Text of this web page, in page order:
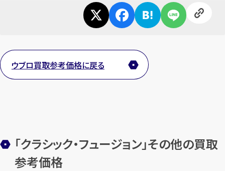
ウブロ買取参考価格に戻る
「クラシック・フュージョン」その他の買取
参考価格